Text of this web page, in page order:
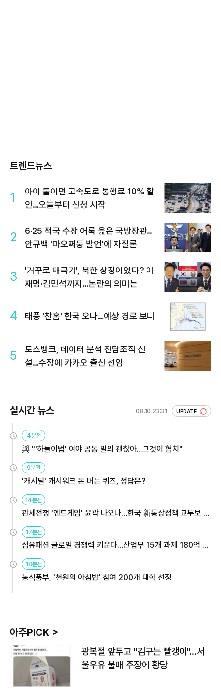
트렌드뉴스
1
아이 둘이면 고속도로 통행료 10% 할
인…오늘부터 신청 시작
2
6·25 적국 수장 어록 읊은 국방장관…
안규백 '마오쩌둥 발언'에 자질론
3
'거꾸로 태극기', 북한 상징이었다? 이
재명·김민석까지…논란의 의미는
4 태풍 '찬홈' 한국 오나…예상 경로 보니
5
토스뱅크, 데이터 분석 전담조직 신
설…수장에 카카오 출신 선임
실시간 뉴스 08.10 23:31 UPDATE
4분전
與 "'하늘이법' 여야 공동 발의 괜찮아…그것이 협치"
9분전
'캐시딜' 캐시워크 돈 버는 퀴즈, 정답은?
14분전
관세전쟁 '엔드게임' 윤곽 나오나…한국 新통상정책 교두보 활
용해야
17분전
섬유패션 글로벌 경쟁력 키운다…산업부 15개 과제 180억 지
원
18분전
농식품부, '천원의 아침밥' 참여 200개 대학 선정
아주PICK >
광복절 앞두고 "김구는 빨갱이"…서
울우유 불매 주장에 황당